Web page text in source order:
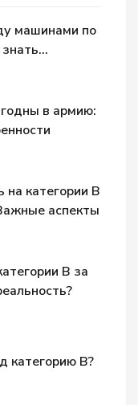
машинами по
в армию:
категории B
аспекты
В за
категорию В?